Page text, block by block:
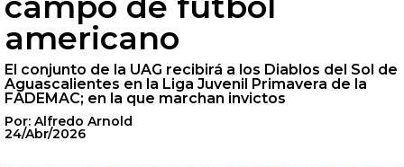
americano
El conjunto de la UAG recibirá a los Diablos del Sol de
Aguascalientes en la Liga Juvenil Primavera de la
FADEMAC; en la que marchan invictos
Por: Alfredo Arnold
24/Abr/2026